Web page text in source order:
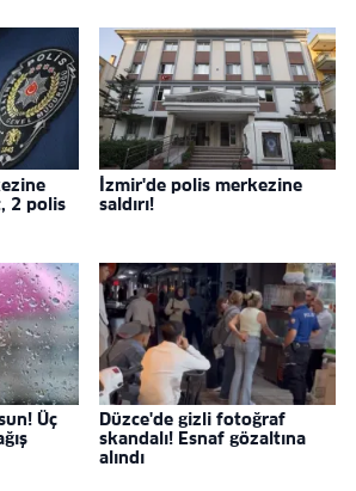
2 polis
İzmir'de polis merkezine
saldırı!
Üç
Düzce'de gizli fotoğraf
skandalı! Esnaf gözaltına
alındı